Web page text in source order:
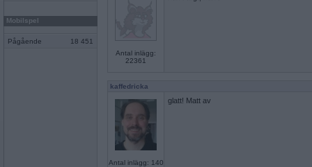
Mobilspel
Pågående 18 451
Antal inlägg:
22361
kaffedricka
Antal inlägg: 140
glatt! Matt av